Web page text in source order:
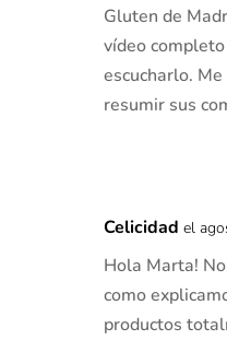
Gluten de
vídeo
escucharlo.
resumir sus
Celicidad el
Hola Marta!
como
productos